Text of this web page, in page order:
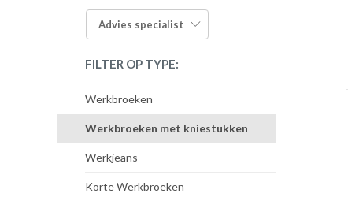
FILTER OP TYPE:
Werkbroeken
Werkbroeken met kniestukken
Werkjeans
Korte Werkbroeken
Advies specialist